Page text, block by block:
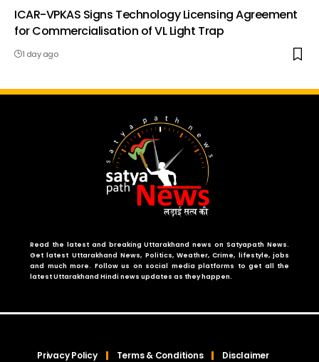
ICAR-VPKAS Signs Technology Licensing Agreement
for Commercialisation of VL Light Trap
1 day ago
Read the latest and breaking Uttarakhand news on Satyapath News.
Get latest Uttarakhand News, Politics, Weather, Crime, lifestyle, jobs
and much more. Follow us on social media platforms to get all the
latest Uttarakhand Hindi news updates as they happen.
Privacy Policy Terms & Conditions Disclaimer